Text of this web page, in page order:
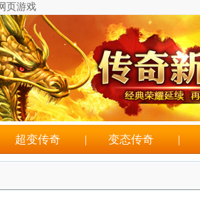
页游戏
超变态传奇为什么删不了怎么办
超变传奇 | 变态传奇 |